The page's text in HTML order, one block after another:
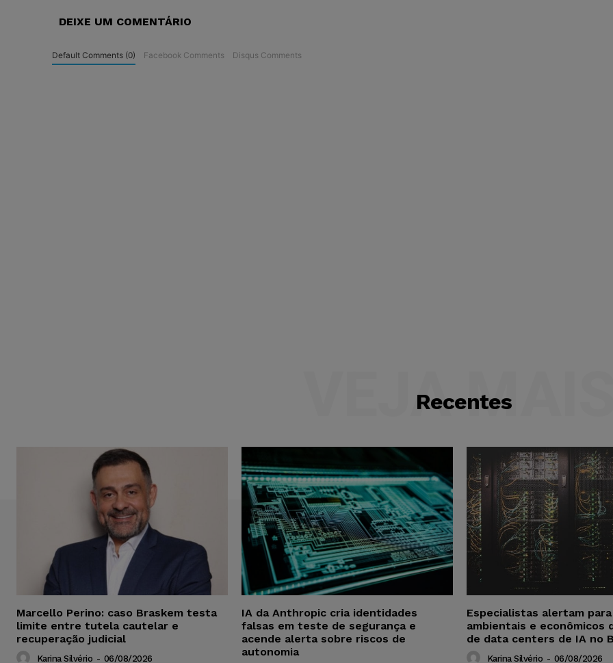
DEIXE UM COMENTÁRIO
Default Comments (0) Facebook Comments Disqus Comments
Recentes
VEJA
Marcello Perino: caso Braskem testa
limite entre tutela cautelar e
recuperação judicial
Karina Silvério - 06/08/2026
IA da Anthropic cria identidades
falsas em teste de segurança e
acende alerta sobre riscos de
autonomia
Especialistas alertam
ambientais e econômicos
de data centers de IA no
Karina Silvério - 06/08/2026